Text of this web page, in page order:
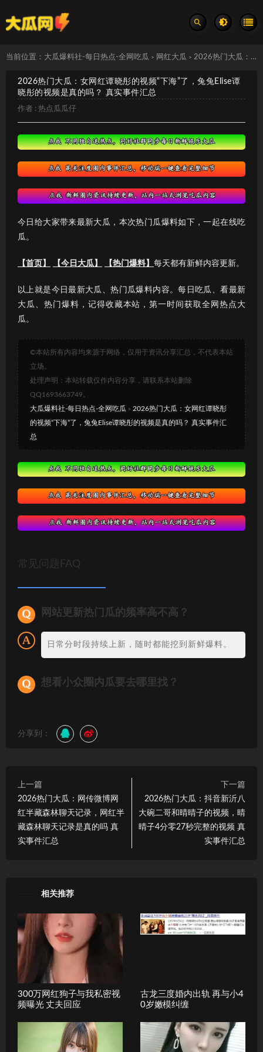
当前位置： 大瓜爆料社-每日热点-全网吃瓜 > 网红大瓜 > 2026热门大瓜：女网红谭晓彤的视频“下海”了，兔兔Elise谭晓彤的视频是真的吗？ 真实事件汇总
2026热门大瓜：女网红谭晓彤的视频“下海”了，兔兔Elise谭
晓彤的视频是真的吗？ 真实事件汇总
作者 : 热点瓜瓜仔
今日给大家带来最新大瓜，本次热门瓜爆料如下，一起在线吃
瓜。
【首页】 【今日大瓜】 【热门爆料】 每天都有新鲜内容更新。
以上就是今日最新大瓜、热门瓜爆料内容。每日吃瓜、看最新
大瓜、热门爆料，记得收藏本站，第一时间获取全网热点大
瓜。
©本站所有内容均来源于网络，仅用于资讯分享汇总，不代表本站
立场。
处理声明：本站转载仅作内容分享，请联系本站删除
QQ1693663749。
大瓜爆料社-每日热点-全网吃瓜 » 2026热门大瓜：女网红谭晓彤
的视频“下海”了，兔兔Elise谭晓彤的视频是真的吗？ 真实事件汇
总
常见问题FAQ
网站更新热门瓜的频率高不高？
日常分时段持续上新，随时都能挖到新鲜爆料。
想看小众圈内瓜要去哪里找？
分享到：
上一篇
2026热门大瓜：网传微博网
红半藏森林聊天记录，网红半
藏森林聊天记录是真的吗 真
实事件汇总
下一篇
2026热门大瓜：抖音新沂八
大碗二哥和晴晴子的视频，晴
晴子4分零27秒完整的视频 真
实事件汇总
相关推荐
300万网红狗子与我私密视
频曝光 丈夫回应
古龙三度婚内出轨 再与小4
0岁嫩模纠缠